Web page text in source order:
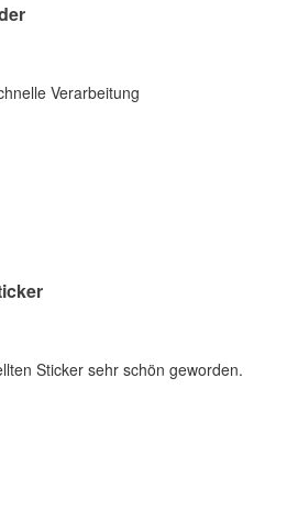
Verarbeitung
Sticker sehr schön geworden.